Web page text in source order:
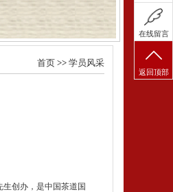
首页>> 学员风采
创办，是中国茶道国
在线留言
返回顶部